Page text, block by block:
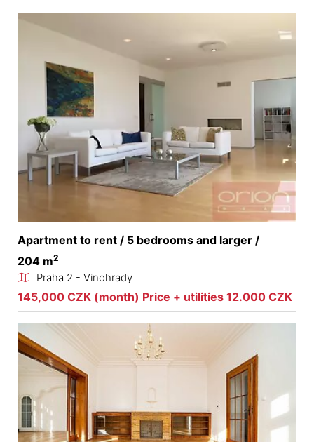
Apartment to rent / 5 bedrooms and larger /
204 m2
Praha 2 - Vinohrady
145,000 CZK (month) Price + utilities 12.000 CZK